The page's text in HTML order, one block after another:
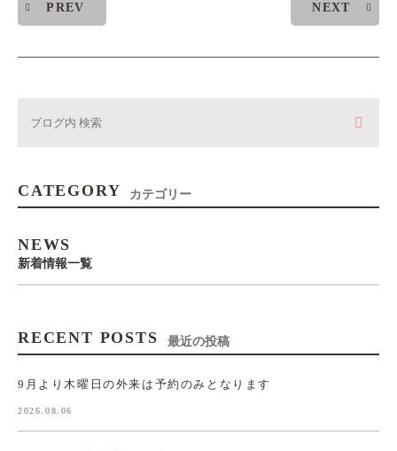
PREV NEXT
CATEGORY カテゴリー
NEWS
新着情報一覧
RECENT POSTS 最近の投稿
9月より木曜日の外来は予約のみとなります
2026.08.06